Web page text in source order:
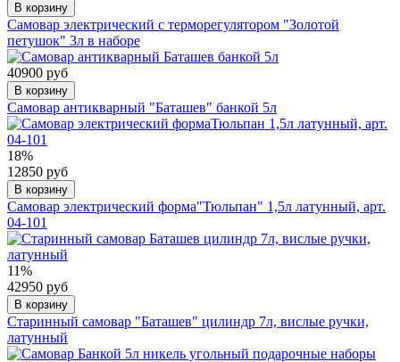
В корзину
Самовар электрический с терморегулятором "Золотой
петушок" 3л в наборе
40900 руб
В корзину
Самовар антикварный "Баташев" банкой 5л
18%
12850 руб
В корзину
Самовар электрический форма"Тюльпан" 1,5л латунный, арт.
04-101
11%
42950 руб
В корзину
Старинный самовар "Баташев" цилиндр 7л, вислые ручки,
латунный